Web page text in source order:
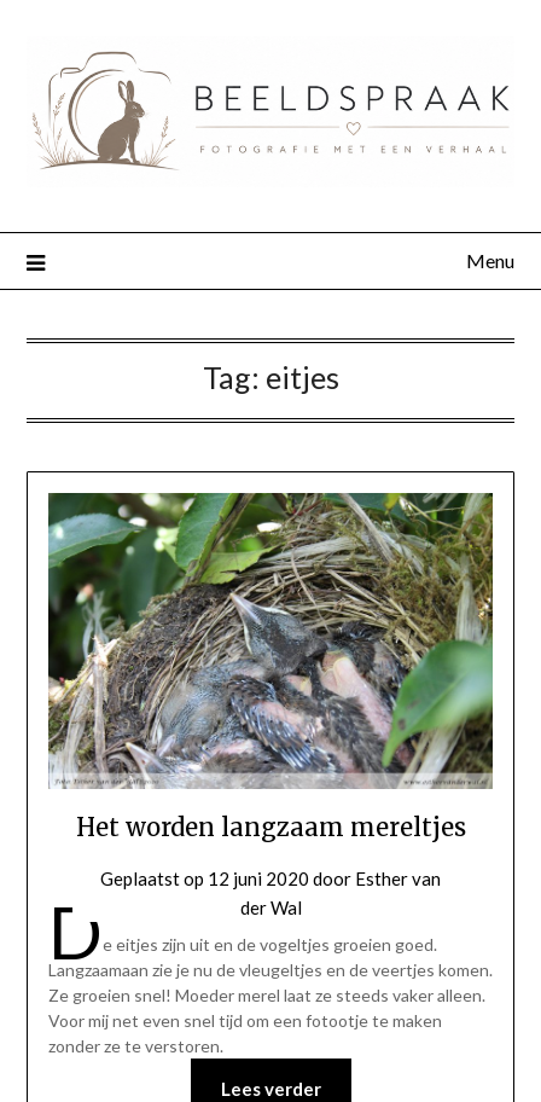
Menu
Tag: eitjes
Het worden langzaam mereltjes
Geplaatst op 12 juni 2020 door Esther van
der Wal
De eitjes zijn uit en de vogeltjes groeien goed.
Langzaamaan zie je nu de vleugeltjes en de veertjes komen.
Ze groeien snel! Moeder merel laat ze steeds vaker alleen.
Voor mij net even snel tijd om een fotootje te maken
zonder ze te verstoren.
Lees verder